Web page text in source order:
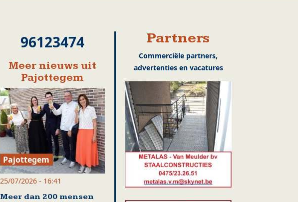
96123474
Meer nieuws uit
Pajottegem
Pajottegem
25/07/2026 - 16:41
Meer dan 200 mensen
Partners
Commerciële partners,
advertenties en vacatures